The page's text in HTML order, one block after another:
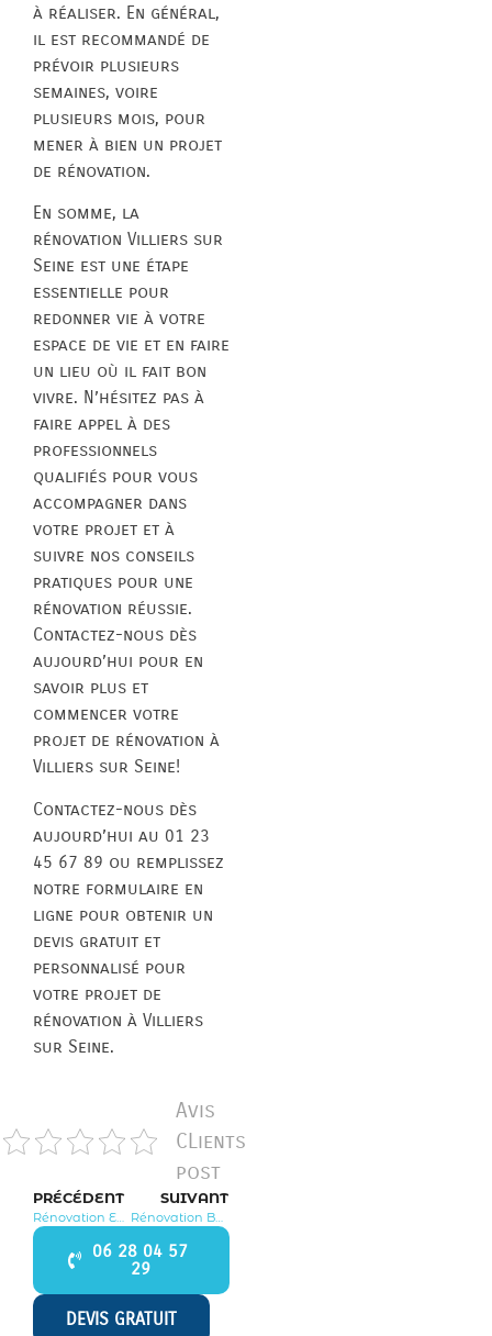
à réaliser. En général,
il est recommandé de
prévoir plusieurs
semaines, voire
plusieurs mois, pour
mener à bien un projet
de rénovation.
En somme, la
rénovation Villiers sur
Seine est une étape
essentielle pour
redonner vie à votre
espace de vie et en faire
un lieu où il fait bon
vivre. N’hésitez pas à
faire appel à des
professionnels
qualifiés pour vous
accompagner dans
votre projet et à
suivre nos conseils
pratiques pour une
rénovation réussie.
Contactez-nous dès
aujourd’hui pour en
savoir plus et
commencer votre
projet de rénovation à
Villiers sur Seine!
Contactez-nous dès
aujourd’hui au 01 23
45 67 89 ou remplissez
notre formulaire en
ligne pour obtenir un
devis gratuit et
personnalisé pour
votre projet de
rénovation à Villiers
sur Seine.
Avis
CLients
post
PRÉCÉDENT SUIVANT
06 28 04 57
29
DEVIS GRATUIT